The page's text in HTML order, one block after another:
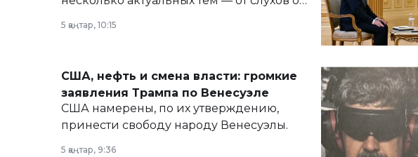
армии, экономики и личного здоровья.
5 қаңтар, 10:15
США, нефть и смена власти: громкие
заявления Трампа по Венесуэле
США намерены, по их утверждению,
принести свободу народу Венесуэлы.
5 қаңтар, 9:36